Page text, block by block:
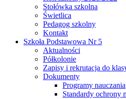
Stołówka szkolna
Świetlica
Pedagog szkolny
Kontakt
Szkoła Podstawowa Nr 5
Aktualności
Półkolonie
Zapisy i rekrutacja do
Dokumenty
Programy nauczania
Standardy ochrony